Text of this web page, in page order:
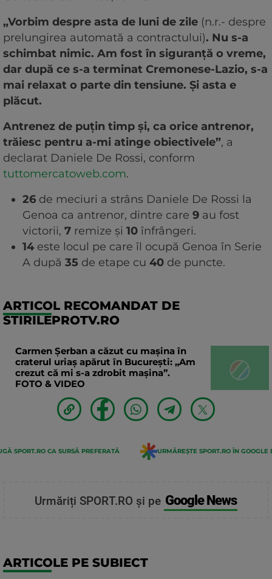
„Vorbim despre asta de luni de zile (n.r.- despre
prelungirea automată a contractului). Nu s-a
schimbat nimic. Am fost în siguranță o vreme,
dar după ce s-a terminat Cremonese-Lazio, s-a
mai relaxat o parte din tensiune. Și asta e
plăcut.
Antrenez de puțin timp și, ca orice antrenor,
trăiesc pentru a-mi atinge obiectivele”, a
declarat Daniele De Rossi, conform
tuttomercatoweb.com.
26 de meciuri a strâns Daniele De Rossi la
Genoa ca antrenor, dintre care 9 au fost
victorii, 7 remize și 10 înfrângeri.
14 este locul pe care îl ocupă Genoa în Serie
A după 35 de etape cu 40 de puncte.
ARTICOL RECOMANDAT DE
STIRILEPROTV.RO
Carmen Șerban a căzut cu mașina în
craterul uriaș apărut în București: „Am
crezut că mi s-a zdrobit mașina”.
FOTO & VIDEO
SPORT.RO CA SURSĂ PREFERATĂ URMĂREȘTE SPORT.RO ÎN GOOGLE
Urmăriți SPORT.RO și pe Google News
ARTICOLE PE SUBIECT